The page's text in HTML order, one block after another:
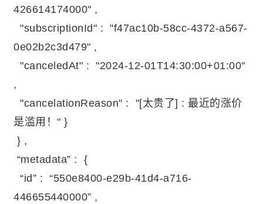
426614174000" ,
"subscriptionId" : "f47ac10b-58cc-4372-a567-
0e02b2c3d479" ,
"canceledAt" : "2024-12-01T14:30:00+01:00"
,
"cancelationReason" : "[太贵了] : 最近的涨价
是滥用！" }
} ,
“metadata” : {
“id” : “550e8400-e29b-41d4-a716-
446655440000” ,